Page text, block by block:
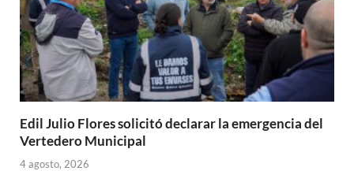
Edil Julio Flores solicitó declarar la emergencia del
Vertedero Municipal
4 agosto, 2026